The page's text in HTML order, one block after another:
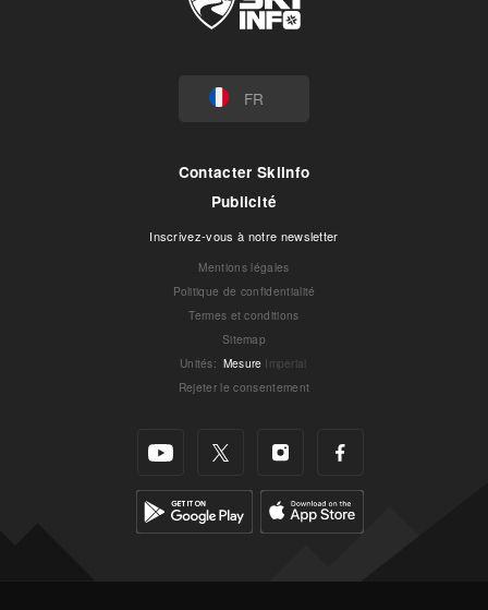
FR
Contacter Skiinfo
Publicité
Inscrivez-vous à notre newsletter
Mentions légales
Politique de confidentialité
Termes et conditions
Sitemap
Unités: Mesure Imperial
Rejeter le consentement